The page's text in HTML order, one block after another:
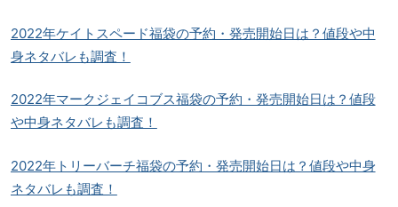
2022年ケイトスペード福袋の予約・発売開始日は？値段や中
身ネタバレも調査！
2022年マークジェイコブス福袋の予約・発売開始日は？値段
や中身ネタバレも調査！
2022年トリーバーチ福袋の予約・発売開始日は？値段や中身
ネタバレも調査！